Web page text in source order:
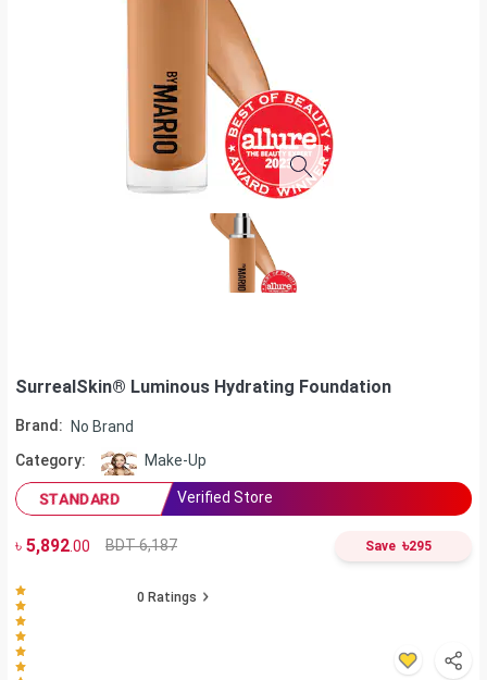
SurrealSkin® Luminous Hydrating Foundation
Brand: No Brand
Category:
Make-Up
STANDARD Verified Store
৳ 5,892.00 BDT 6,187 Save ৳295
0 Ratings